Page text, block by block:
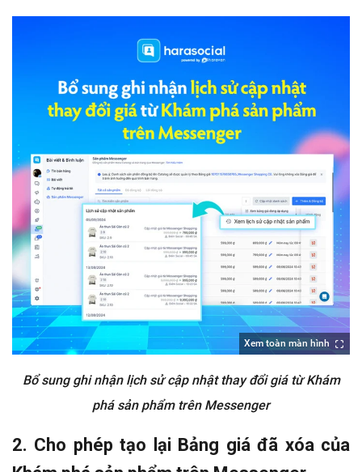
Xem toàn màn hình
Bổ sung ghi nhận lịch sử cập nhật thay đổi giá từ Khám
phá sản phẩm trên Messenger
2. Cho phép tạo lại Bảng giá đã xóa của